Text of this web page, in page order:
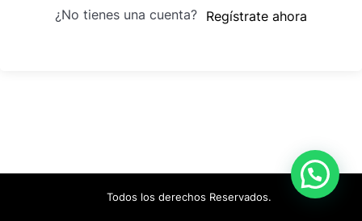
¿No tienes una cuenta? Regístrate ahora
Todos los derechos Reservados.